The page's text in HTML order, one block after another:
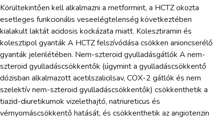
Körültekintően kell alkalmazni a metformint, a HCTZ okozta
esetleges funkcionális veseelégtelenség következtében
kialakult laktát acidosis kockázata miatt. Kolesztiramin és
kolesztipol gyanták A HCTZ felszívódása csökken anioncserélő
gyanták jelenlétében. Nem-szteroid gyulladásgátlók A nem-
szteroid gyulladáscsökkentők (úgymint a gyulladáscsökkentő
dózisban alkalmazott acetilszalicilsav, COX-2 gátlók és nem
szelektív nem-szteroid gyulladáscsökkentők) csökkenthetik a
tiazid-diuretikumok vizelethajtó, natriureticus és
vérnyomáscsökkentő hatását, és csökkenthetik az angiotenzin